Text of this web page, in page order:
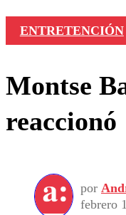
ENTRETENCIÓN
Montse
reaccionó
por
febrero